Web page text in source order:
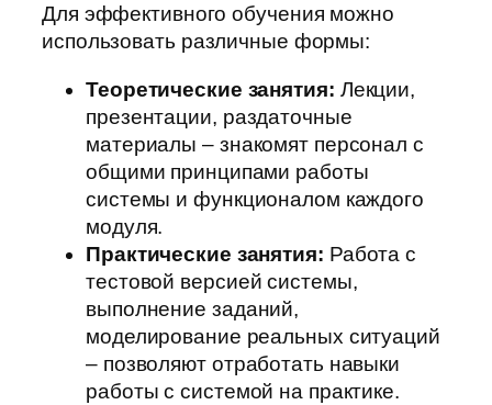
Для эффективного обучения можно
использовать различные формы:
Теоретические занятия: Лекции,
презентации, раздаточные
материалы – знакомят персонал с
общими принципами работы
системы и функционалом каждого
модуля.
Практические занятия: Работа с
тестовой версией системы,
выполнение заданий,
моделирование реальных ситуаций
– позволяют отработать навыки
работы с системой на практике.